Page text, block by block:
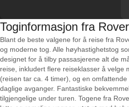
Toginformasjon fra
Blant de beste valgene for å reise fra
og moderne tog. Alle høyhastighetstog
designet for å tilby passasjerene alt de
reise, inkludert flere reiseklasser å velge
(reisen tar ca. 4 timer), og en
daglige avganger. Fantastiske
tilgjengelige under turen. Togene fra